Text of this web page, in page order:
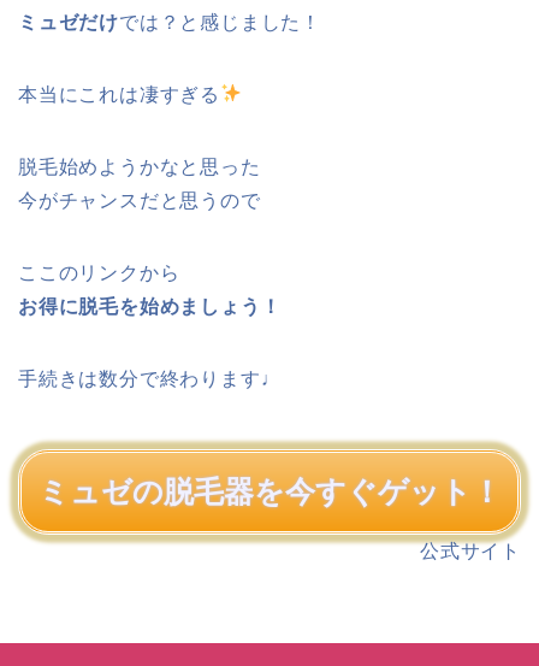
ミュゼだけでは？と感じました！
本当にこれは凄すぎる
脱毛始めようかなと思った
今がチャンスだと思うので
ここのリンクから
お得に脱毛を始めましょう！
手続きは数分で終わります♩
ミュゼの脱毛器を今すぐゲット！
公式サイト